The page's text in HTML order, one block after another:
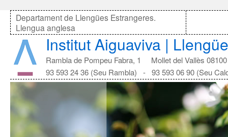
Departament de Llengües Estrangeres.
Llengua anglesa
Institut Aiguaviva |
Rambla de Pompeu Fabra, 1 Mollet del Vallès 08100
93 593 24 36 (Seu Rambla) - 93 593 06 90 (Seu